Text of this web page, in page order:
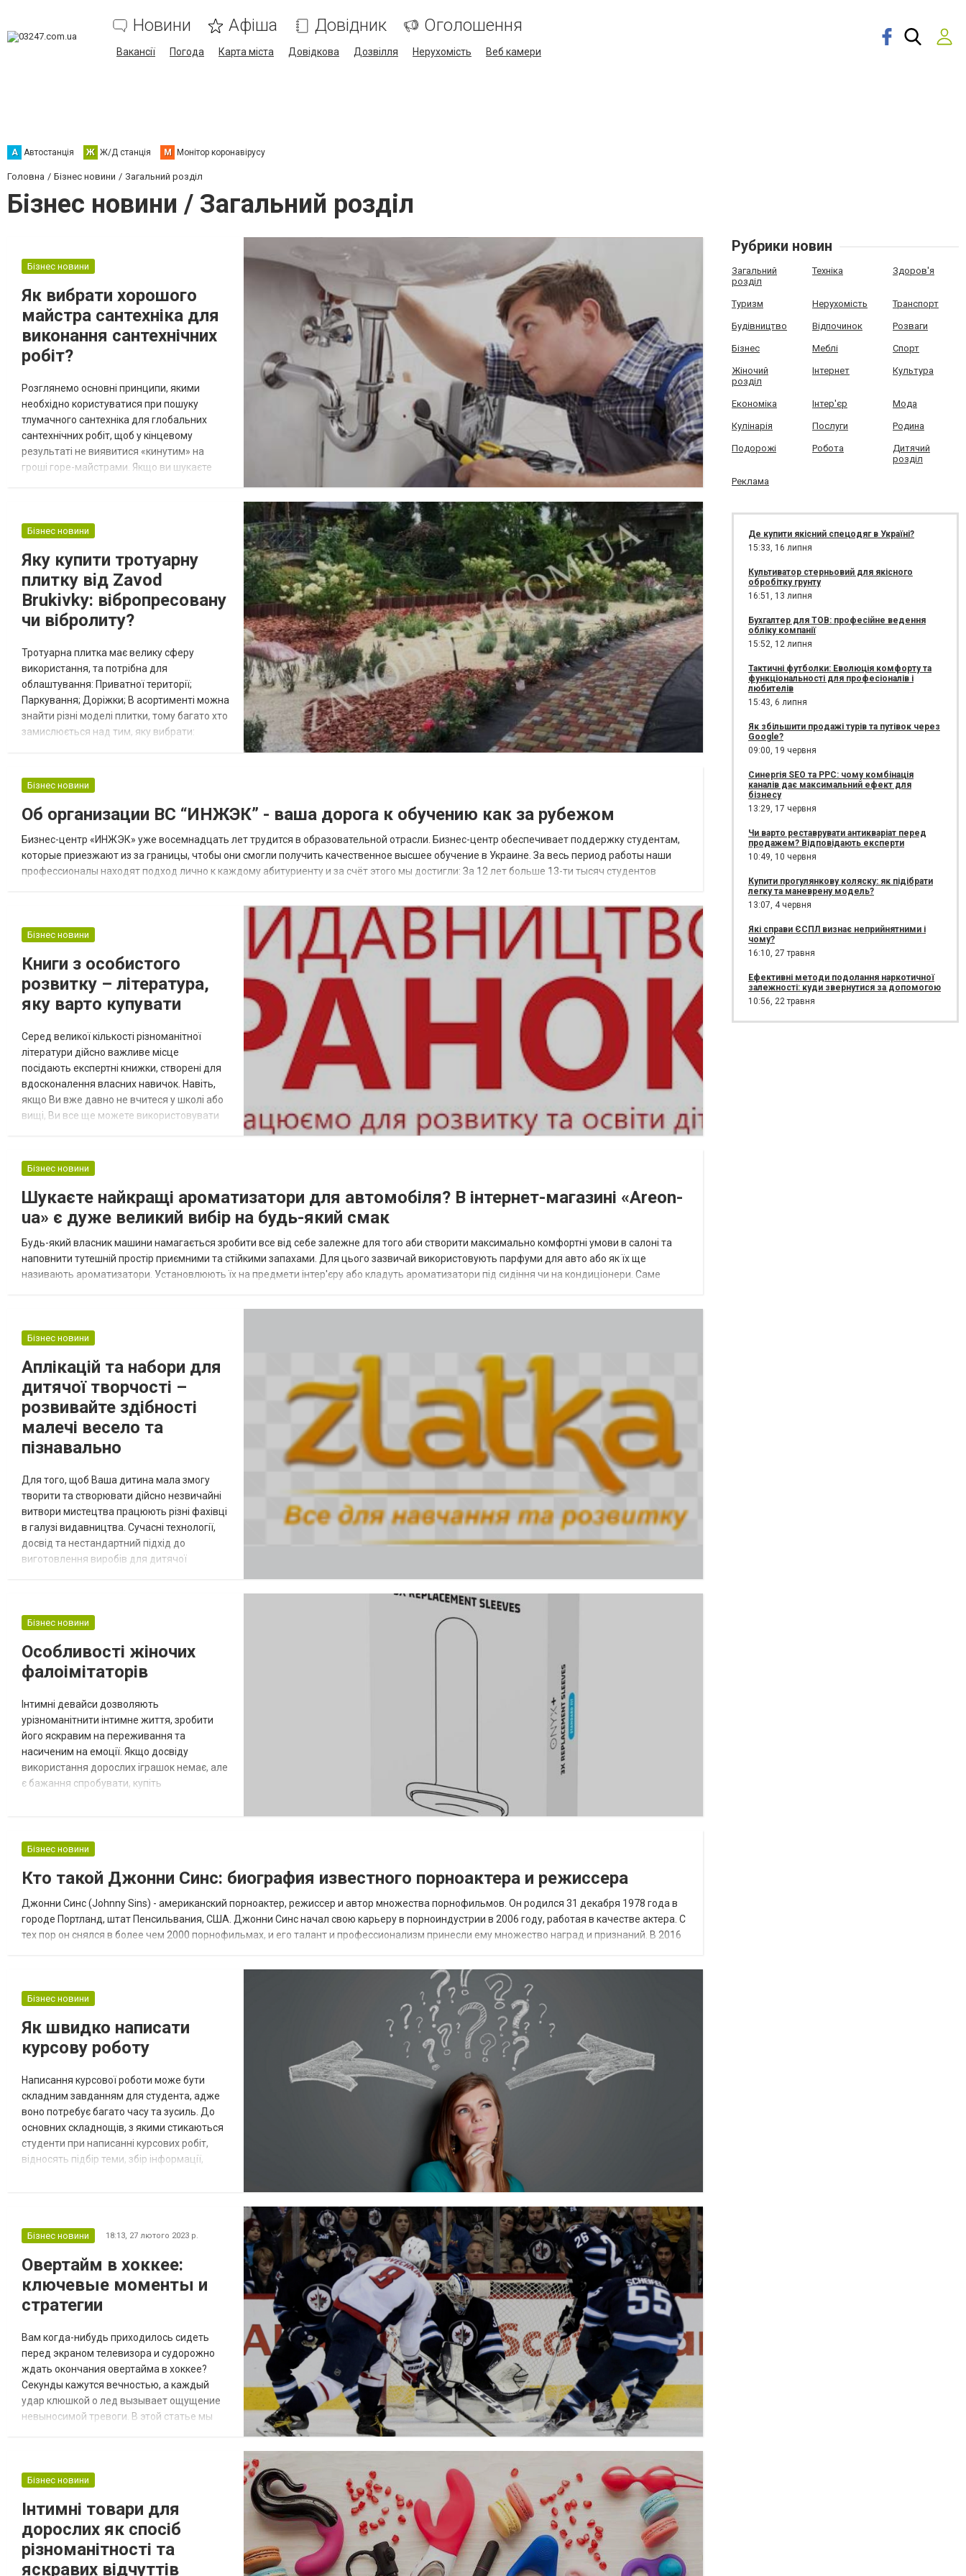
Новини Афіша Довідник Оголошення
Вакансії Погода Карта міста Довідкова Дозвілля Нерухомість Веб камери
А Автостанція Ж Ж/Д станція М Монітор коронавірусу
Головна Бізнес новини Загальний розділ
Бізнес новини / Загальний розділ
Бізнес новини
Як вибрати хорошого
майстра сантехніка для
виконання сантехнічних
робіт?
Розглянемо основні принципи, якими
необхідно користуватися при пошуку
тлумачного сантехніка для глобальних
сантехнічних робіт, щоб у кінцевому
результаті не виявитися «кинутим» на
гроші горе-майстрами. Якщо ви шукаєте
хорошого сантехніка? Отже існують кілька
Найпростіший принцип, тому що ваш
будин...
Бізнес новини
Яку купити тротуарну
плитку вiд Zavod
Brukivky: вібропресовану
чи вібролиту?
Тротуарна плитка має велику сферу
використання, та потрібна для
облаштування: Приватної території;
Паркування; Доріжки; В асортименті можна
знайти різні моделі плитки, тому багато хто
замислюється над тим, яку вибрати:
плитка Плитка виготовляється з напівсухої
суміші цементу та піску, яка проходить
обробку у формах. Відсутність зайвої
вологи дозволяє продовжити термін
експлуатаці...
Бізнес новини
Об организации BC “ИНЖЭК” - ваша дорога к обучению как за рубежом
Бизнес-центр «ИНЖЭК» уже восемнадцать лет трудится в образовательной отрасли. Бизнес-центр обеспечивает поддержку студентам,
которые приезжают из за границы, чтобы они смогли получить качественное высшее обучение в Украине. За весь период работы наши
профессионалы находят подход лично к каждому абитуриенту и за счёт этого мы достигли: За 12 лет больше 13-ти тысяч студентов
Бізнес новини
Книги з особистого
розвитку – література,
яку варто купувати
Серед великої кількості різноманітної
літератури дійсно важливе місце
посідають експертні книжки, створені для
вдосконалення власних навичок. Навіть,
якщо Ви вже давно не вчитеся у школі або
вищі, Ви все ще можете використовувати
вдосконалення скілів. Хтось обирає для
себе платні курси з конкретних дисциплін
чи професій, хтось читає ту інформацію,
яка є в безкоштовному досту...
Бізнес новини
Шукаєте найкращі ароматизатори для автомобіля? В інтернет-магазині «Areon-
ua» є дуже великий вибір на будь-який смак
Будь-який власник машини намагається зробити все від себе залежне для того аби створити максимально комфортні умови в салоні та
наповнити тутешній простір приємними та стійкими запахами. Для цього зазвичай використовують парфуми для авто або як їх ще
називають ароматизатори. Установлюють їх на предмети інтер'єру або кладуть ароматизатори під сидіння чи на кондиціонери. Саме
Бізнес новини
Аплікацій та набори для
дитячої творчості –
розвивайте здібності
малечі весело та
пізнавально
Для того, щоб Ваша дитина мала змогу
творити та створювати дійсно незвичайні
витвори мистецтва працюють різні фахівці
в галузі видавництва. Сучасні технології,
досвід та нестандартний підхід до
виготовлення виробів для дитячої
результати, дозволяє батькам купувати
творче мислення у дітей. Якщо Вам потрібні
якісні товари...
Бізнес новини
Особливості жіночих
фалоімітаторів
Інтимні девайси дозволяють
урізноманітнити інтимне життя, зробити
його яскравим на переживання та
насиченим на емоції. Якщо досвіду
використання дорослих іграшок немає, але
є бажання спробувати, купіть
фалоімітатор гігант, натуралістичні
мати кілька фалоімітаторів і
Бізнес новини
Кто такой Джонни Синс: биография известного порноактера и режиссера
Джонни Синс (Johnny Sins) - американский порноактер, режиссер и автор множества порнофильмов. Он родился 31 декабря 1978 года в
городе Портланд, штат Пенсильвания, США. Джонни Синс начал свою карьеру в порноиндустрии в 2006 году, работая в качестве актера. С
тех пор он снялся в более чем 2000 порнофильмах, и его талант и профессионализм принесли ему множество наград и признаний. В 2016
Бізнес новини
Як швидко написати
курсову роботу
Написання курсової роботи може бути
складним завданням для студента, адже
воно потребує багато часу та зусиль. До
основних складнощів, з якими стикаються
студенти при написанні курсових робіт,
відносять підбір теми, збір інформації,
виконати курсову самостійно, вам
надають спеціальні сервіс...
Бізнес новини 18:13, 27 лютого 2023 р.
Овертайм в хоккее:
ключевые моменты и
стратегии
Вам когда-нибудь приходилось сидеть
перед экраном телевизора и судорожно
ждать окончания овертайма в хоккее?
Секунды кажутся вечностью, а каждый
удар клюшкой о лед вызывает ощущение
невыносимой тревоги. В этой статье мы
В статье говорится
овертайм в хоккее – это дополнительное
время, предусмо...
Бізнес новини
Інтимні товари для
дорослих як спосіб
різноманітності та
яскравих відчуттів
Рубрики новин
Загальний
розділ
Техніка Здоров'я
Туризм Нерухомість Транспорт
Будівництво Відпочинок Розваги
Бізнес Меблі Спорт
Жіночий
розділ
Інтернет Культура
Економіка Інтер'єр Мода
Кулінарія Послуги Родина
Подорожі Робота
Дитячий
розділ
Реклама
Де купити якісний спецодяг в Україні?
15:33, 16 липня
Культиватор стерньовий для якісного
обробітку грунту
16:51, 13 липня
Бухгалтер для ТОВ: професійне ведення
обліку компанії
15:52, 12 липня
Тактичні футболки: Еволюція комфорту та
функціональності для професіоналів і
любителів
15:43, 6 липня
Як збільшити продажі турів та путівок через
Google?
09:00, 19 червня
Синергія SEO та PPC: чому комбінація
каналів дає максимальний ефект для
бізнесу
13:29, 17 червня
Чи варто реставрувати антикваріат перед
продажем? Відповідають експерти
10:49, 10 червня
Купити прогулянкову коляску: як підібрати
легку та маневрену модель?
13:07, 4 червня
Які справи ЄСПЛ визнає неприйнятними і
чому?
16:10, 27 травня
Ефективні методи подолання наркотичної
залежності: куди звернутися за допомогою
10:56, 22 травня